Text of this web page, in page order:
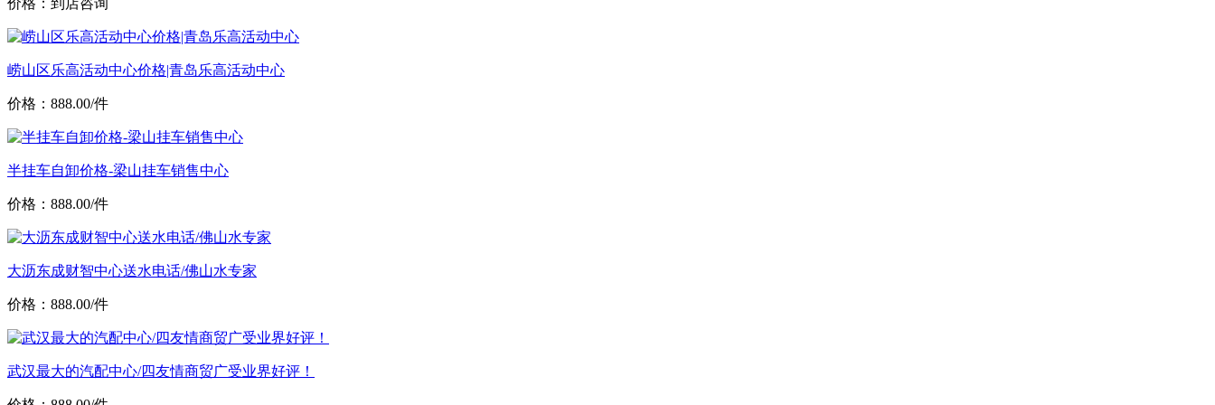
价格：到店咨询
崂山区乐高活动中心价格|青岛乐高活动中心
价格：888.00/件
半挂车自卸价格-梁山挂车销售中心
价格：888.00/件
大沥东成财智中心送水电话/佛山水专家
价格：888.00/件
武汉最大的汽配中心/四友情商贸广受业界好评！